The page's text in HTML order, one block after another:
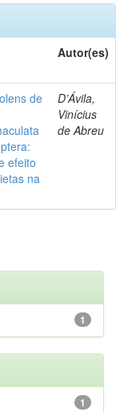
Autor(es)
de
efeito
na
D’Ávila,
Vinícius
de Abreu
1
1